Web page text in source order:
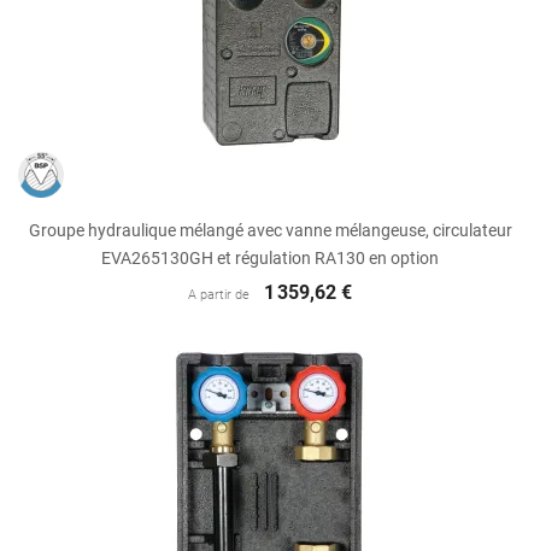
Groupe hydraulique mélangé avec vanne mélangeuse, circulateur
EVA265130GH et régulation RA130 en option
A partir de 1 359,62 €